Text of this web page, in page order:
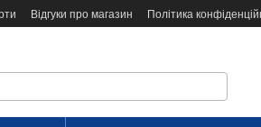
Відгуки про магазин Політика